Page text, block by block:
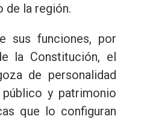
de la región.
sus funciones, por
la Constitución, el
de personalidad
y patrimonio
que lo configuran